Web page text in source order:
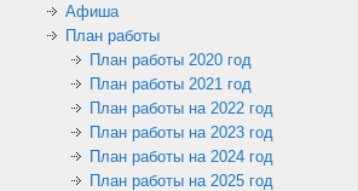
Афиша
План работы
План работы 2020 год
План работы 2021 год
План работы на 2022 год
План работы на 2023 год
План работы на 2024 год
План работы на 2025 год